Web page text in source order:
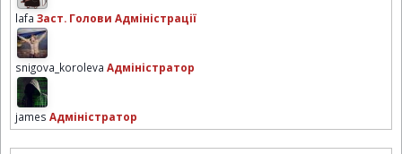
lafa Заст. Голови Адміністрації
snigova_koroleva Адміністратор
james Адміністратор